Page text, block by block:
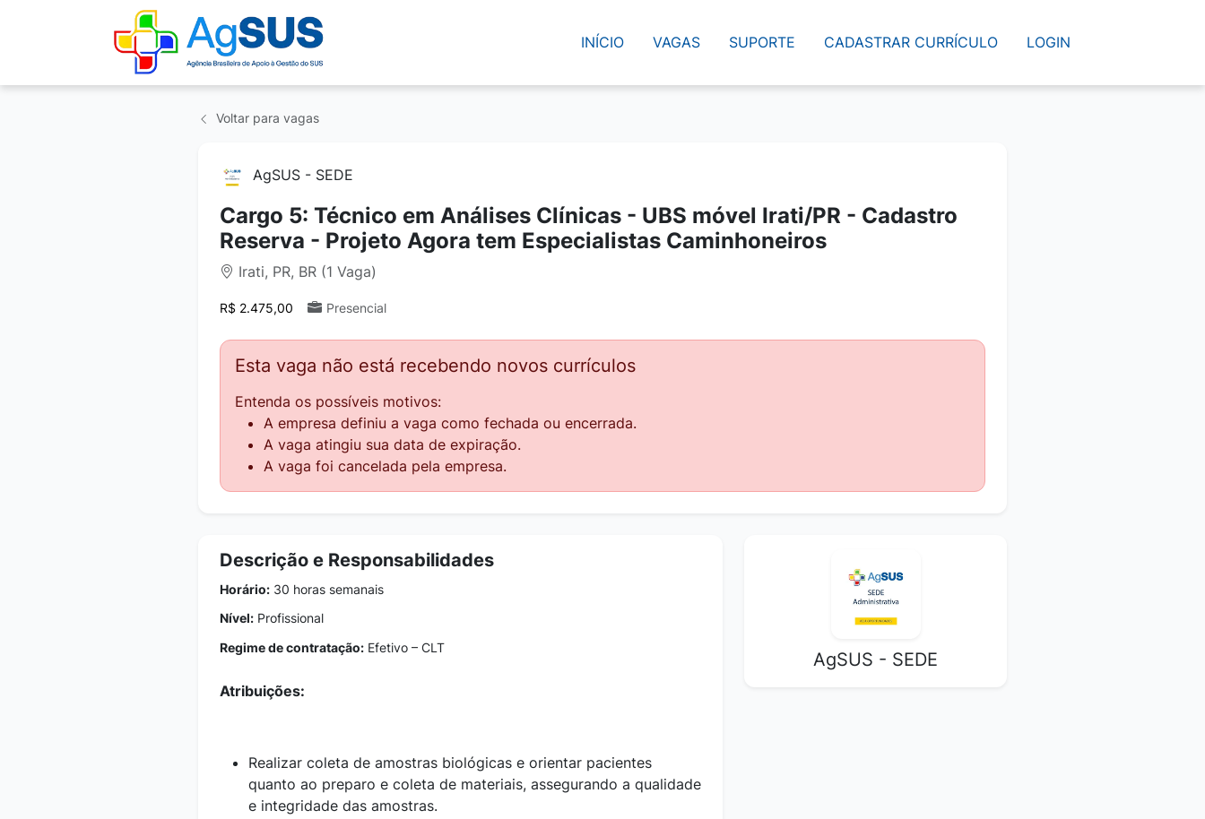
INÍCIO VAGAS SUPORTE CADASTRAR CURRÍCULO LOGIN
Voltar para vagas
AgSUS - SEDE
Cargo 5: Técnico em Análises Clínicas - UBS móvel Irati/PR - Cadastro
Reserva - Projeto Agora tem Especialistas Caminhoneiros
Irati, PR, BR (1 Vaga)
R$ 2.475,00 Presencial
Esta vaga não está recebendo novos currículos
Entenda os possíveis motivos:
A empresa definiu a vaga como fechada ou encerrada.
A vaga atingiu sua data de expiração.
A vaga foi cancelada pela empresa.
Descrição e Responsabilidades
Horário: 30 horas semanais
Nível: Profissional
Regime de contratação: Efetivo – CLT
Atribuições:
Realizar coleta de amostras biológicas e orientar pacientes
quanto ao preparo e coleta de materiais, assegurando a qualidade
e integridade das amostras.
AgSUS - SEDE